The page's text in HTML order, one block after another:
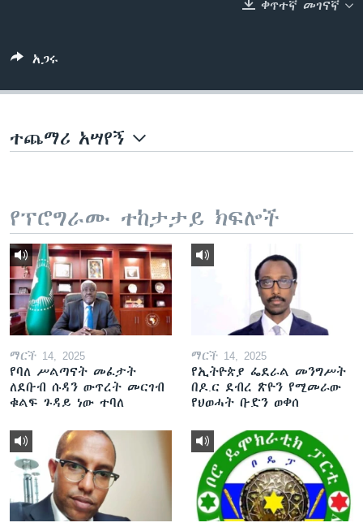
ቋንቋዎች
ቀጥተኛ መገናኛ
አጋሩ
ተጨማሪ አሣየኝ
የፕሮግራሙ ተከታታይ ክፍሎች
ማርች 14, 2025
የባለ ሥልጣናት መፈታት
ለደቡብ ሱዳን ውጥረት መርገብ
ቁልፍ ጉዳይ ነው ተባለ
ማርች 14, 2025
የኢትዮጵያ ፌደራል መንግሥት
በዶ.ር ደብረ ጽዮን የሚመራው
የህወሓት ቡድን ወቀሰ